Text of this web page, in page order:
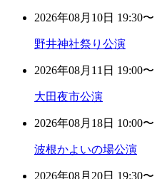
2026年08月10日 19:30〜
野井神社祭り公演
2026年08月11日 19:00〜
大田夜市公演
2026年08月18日 10:00〜
波根かよいの場公演
2026年08月20日 19:30〜